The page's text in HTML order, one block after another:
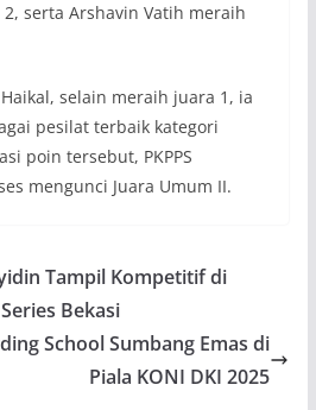
serta Arshavin Vatih meraih
selain meraih juara 1, ia
pesilat terbaik kategori
poin tersebut, PKPPS
mengunci Juara Umum II.
Tampil Kompetitif di
Bekasi
School Sumbang Emas di
Piala KONI DKI 2025